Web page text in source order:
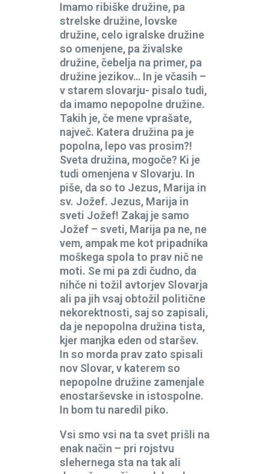
Imamo ribiške družine, pa
strelske družine, lovske
družine, celo igralske družine
so omenjene, pa živalske
družine, čebelja na primer, pa
družine jezikov… In je včasih –
v starem slovarju- pisalo tudi,
da imamo nepopolne družine.
Takih je, če mene vprašate,
največ. Katera družina pa je
popolna, lepo vas prosim?!
Sveta družina, mogoče? Ki je
tudi omenjena v Slovarju. In
piše, da so to Jezus, Marija in
sv. Jožef. Jezus, Marija in
sveti Jožef! Zakaj je samo
Jožef – sveti, Marija pa ne, ne
vem, ampak me kot pripadnika
moškega spola to prav nič ne
moti. Se mi pa zdi čudno, da
nihče ni tožil avtorjev Slovarja
ali pa jih vsaj obtožil politične
nekorektnosti, saj so zapisali,
da je nepopolna družina tista,
kjer manjka eden od staršev.
In so morda prav zato spisali
nov Slovar, v katerem so
nepopolne družine zamenjale
enostarševske in istospolne.
In bom tu naredil piko.
Vsi smo vsi na ta svet prišli na
enak način – pri rojstvu
slehernega sta na tak ali